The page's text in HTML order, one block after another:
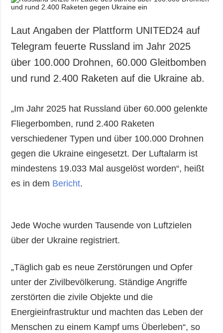
Laut Angaben der Plattform UNITED24 auf
Telegram feuerte Russland im Jahr 2025
über 100.000 Drohnen, 60.000 Gleitbomben
und rund 2.400 Raketen auf die Ukraine ab.
„Im Jahr 2025 hat Russland über 60.000 gelenkte
Fliegerbomben, rund 2.400 Raketen
verschiedener Typen und über 100.000 Drohnen
gegen die Ukraine eingesetzt. Der Luftalarm ist
mindestens 19.033 Mal ausgelöst worden“, heißt
es in dem Bericht.
Jede Woche wurden Tausende von Luftzielen
über der Ukraine registriert.
„Täglich gab es neue Zerstörungen und Opfer
unter der Zivilbevölkerung. Ständige Angriffe
zerstörten die zivile Objekte und die
Energieinfrastruktur und machten das Leben der
Menschen zu einem Kampf ums Überleben“, so